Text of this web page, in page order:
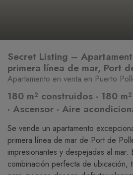
Secret Listing –
primera línea de mar, Port
Apartamento en venta en Puerto
180 m² construidos · 180
· Ascensor · Aire
Se vende un apartamento
primera línea de mar de Port de
impresionantes y despejadas al
combinación perfecta de ubicación,